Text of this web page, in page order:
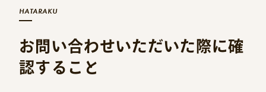
HATARAKU
お問い合わせいただいた際に確
認すること